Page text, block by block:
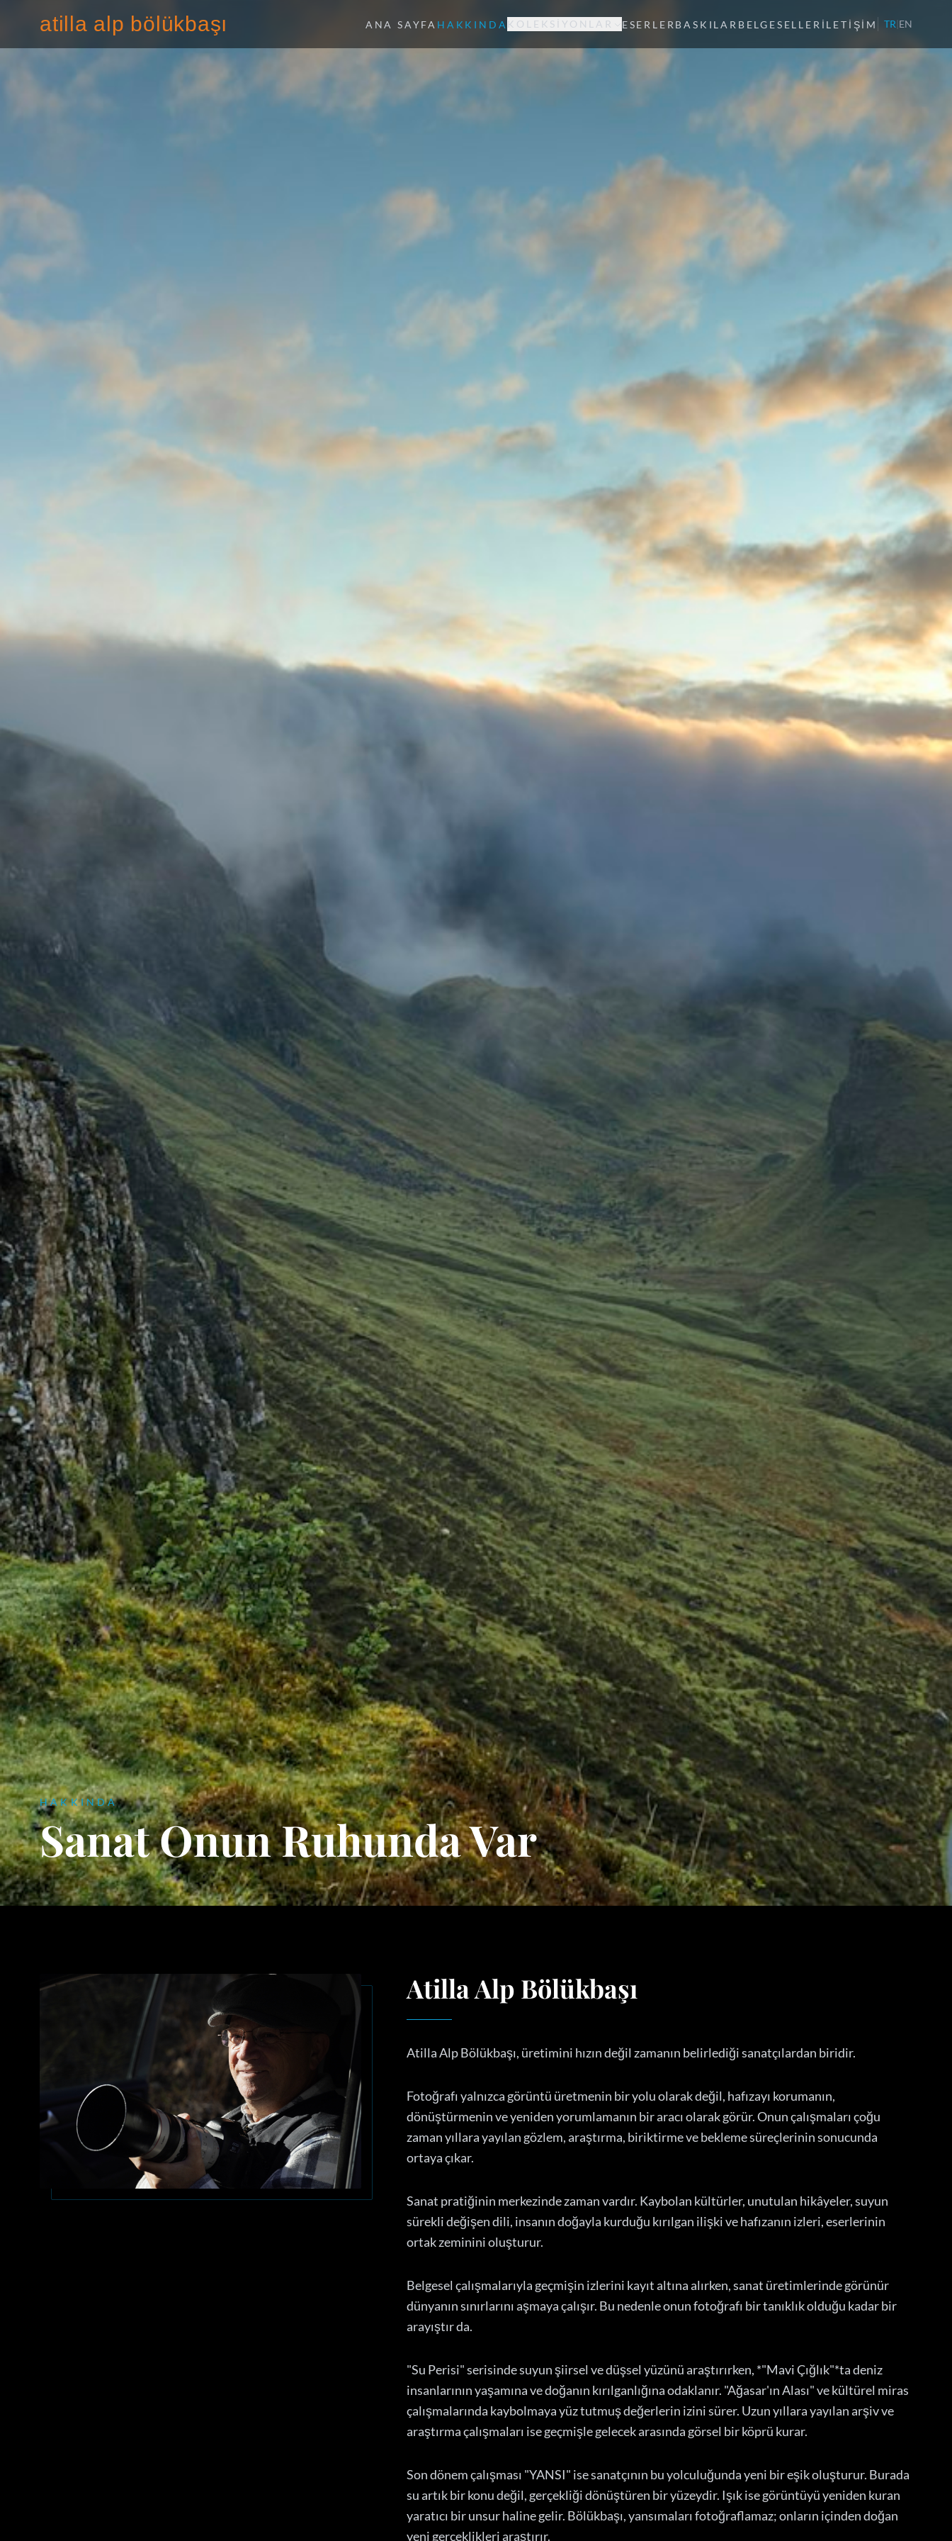
atilla alp bölükbaşı ANA SAYFA HAKKINDA KOLEKSIYONLAR ESERLER BASKILAR BELGESELLER İLETIŞIM TR|EN
HAKKINDA
Sanat Onun Ruhunda Var
Atilla Alp Bölükbaşı
Atilla Alp Bölükbaşı, üretimini hızın değil zamanın belirlediği sanatçılardan biridir.
Fotoğrafı yalnızca görüntü üretmenin bir yolu olarak değil, hafızayı korumanın,
dönüştürmenin ve yeniden yorumlamanın bir aracı olarak görür. Onun çalışmaları çoğu
zaman yıllara yayılan gözlem, araştırma, biriktirme ve bekleme süreçlerinin sonucunda
ortaya çıkar.
Sanat pratiğinin merkezinde zaman vardır. Kaybolan kültürler, unutulan hikâyeler, suyun
sürekli değişen dili, insanın doğayla kurduğu kırılgan ilişki ve hafızanın izleri, eserlerinin
ortak zeminini oluşturur.
Belgesel çalışmalarıyla geçmişin izlerini kayıt altına alırken, sanat üretimlerinde görünür
dünyanın sınırlarını aşmaya çalışır. Bu nedenle onun fotoğrafı bir tanıklık olduğu kadar bir
arayıştır da.
"Su Perisi" serisinde suyun şiirsel ve düşsel yüzünü araştırırken, *"Mavi Çığlık"*ta deniz
insanlarının yaşamına ve doğanın kırılganlığına odaklanır. "Ağasar'ın Alası" ve kültürel miras
çalışmalarında kaybolmaya yüz tutmuş değerlerin izini sürer. Uzun yıllara yayılan arşiv ve
araştırma çalışmaları ise geçmişle gelecek arasında görsel bir köprü kurar.
Son dönem çalışması "YANSI" ise sanatçının bu yolculuğunda yeni bir eşik oluşturur. Burada
su artık bir konu değil, gerçekliği dönüştüren bir yüzeydir. Işık ise görüntüyü yeniden kuran
yaratıcı bir unsur haline gelir. Bölükbaşı, yansımaları fotoğraflamaz; onların içinden doğan
yeni gerçeklikleri araştırır.